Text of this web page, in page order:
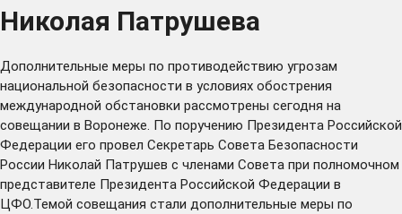
Николая Патрушева
Дополнительные меры по противодействию угрозам
национальной безопасности в условиях обострения
международной обстановки рассмотрены сегодня на
совещании в Воронеже. По поручению Президента Российской
Федерации его провел Секретарь Совета Безопасности
России Николай Патрушев с членами Совета при полномочном
представителе Президента Российской Федерации в
ЦФО.Темой совещания стали дополнительные меры по